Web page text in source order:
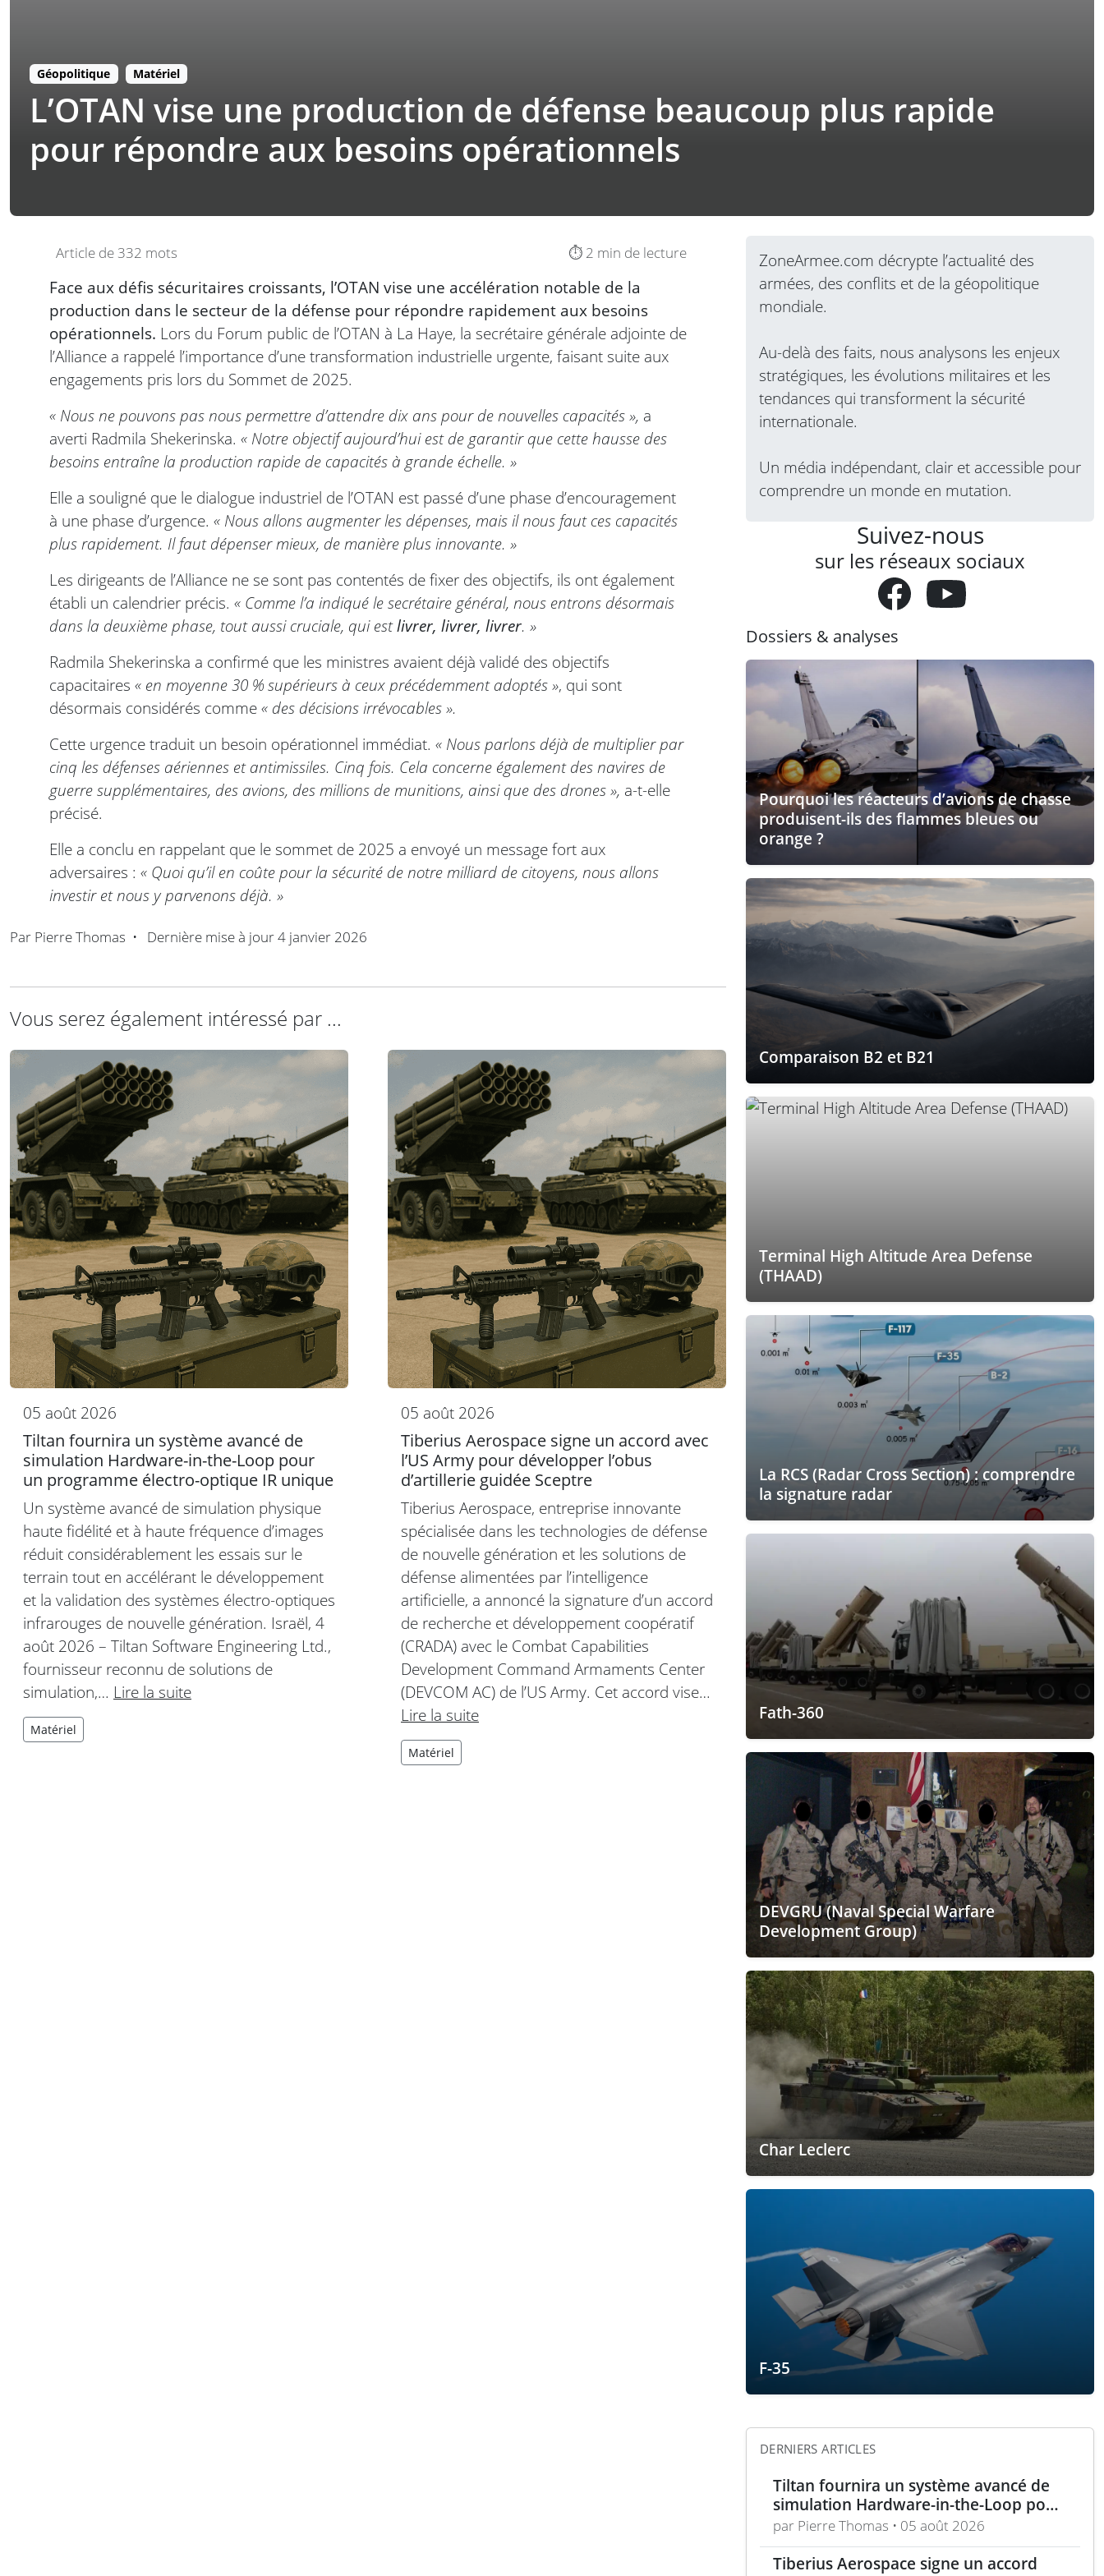
Géopolitique Matériel
L’OTAN vise une production de défense beaucoup plus rapide
pour répondre aux besoins opérationnels
Article de 332 mots ⏱️ 2 min de lecture
Face aux défis sécuritaires croissants, l’OTAN vise une accélération notable de la
production dans le secteur de la défense pour répondre rapidement aux besoins
opérationnels. Lors du Forum public de l’OTAN à La Haye, la secrétaire générale adjointe de
l’Alliance a rappelé l’importance d’une transformation industrielle urgente, faisant suite aux
engagements pris lors du Sommet de 2025.
« Nous ne pouvons pas nous permettre d’attendre dix ans pour de nouvelles capacités », a
averti Radmila Shekerinska. « Notre objectif aujourd’hui est de garantir que cette hausse des
besoins entraîne la production rapide de capacités à grande échelle. »
Elle a souligné que le dialogue industriel de l’OTAN est passé d’une phase d’encouragement
à une phase d’urgence. « Nous allons augmenter les dépenses, mais il nous faut ces capacités
plus rapidement. Il faut dépenser mieux, de manière plus innovante. »
Les dirigeants de l’Alliance ne se sont pas contentés de fixer des objectifs, ils ont également
établi un calendrier précis. « Comme l’a indiqué le secrétaire général, nous entrons désormais
dans la deuxième phase, tout aussi cruciale, qui estlivrer, livrer, livrer. »
Radmila Shekerinska a confirmé que les ministres avaient déjà validé des objectifs
capacitaires « en moyenne 30 % supérieurs à ceux précédemment adoptés », qui sont
désormais considérés comme« des décisions irrévocables ».
Cette urgence traduit un besoin opérationnel immédiat. « Nous parlons déjà de multiplier par
cinq les défenses aériennes et antimissiles. Cinq fois. Cela concerne également des navires de
guerre supplémentaires, des avions, des millions de munitions, ainsi que des drones », a-t-elle
précisé.
Elle a conclu en rappelant que le sommet de 2025 a envoyé un message fort aux
adversaires : « Quoi qu’il en coûte pour la sécurité de notre milliard de citoyens, nous allons
investir et nous y parvenons déjà. »
Par Pierre Thomas • Dernière mise à jour4 janvier 2026
Vous serez également intéressé par ...
05 août 2026
Tiltan fournira un système avancé de
simulation Hardware-in-the-Loop pour
un programme électro-optique IR unique
Un système avancé de simulation physique
haute fidélité et à haute fréquence d’images
réduit considérablement les essais sur le
terrain tout en accélérant le développement
et la validation des systèmes électro-optiques
infrarouges de nouvelle génération. Israël, 4
août 2026 – Tiltan Software Engineering Ltd.,
fournisseur reconnu de solutions de
simulation,… Lire la suite
Matériel
05 août 2026
Tiberius Aerospace signe un accord avec
l’US Army pour développer l’obus
d’artillerie guidée Sceptre
Tiberius Aerospace, entreprise innovante
spécialisée dans les technologies de défense
de nouvelle génération et les solutions de
défense alimentées par l’intelligence
artificielle, a annoncé la signature d’un accord
de recherche et développement coopératif
(CRADA) avec le Combat Capabilities
Development Command Armaments Center
(DEVCOM AC) de l’US Army. Cet accord vise…
Lire la suite
Matériel
ZoneArmee.com décrypte l’actualité des
armées, des conflits et de la géopolitique
mondiale.
Au-delà des faits, nous analysons les enjeux
stratégiques, les évolutions militaires et les
tendances qui transforment la sécurité
internationale.
Un média indépendant, clair et accessible pour
comprendre un monde en mutation.
Suivez-nous
sur les réseaux sociaux
Dossiers & analyses
Pourquoi les réacteurs d’avions de chasse
produisent-ils des flammes bleues ou
orange ?
Comparaison B2 et B21
Terminal High Altitude Area Defense
(THAAD)
La RCS (Radar Cross Section) : comprendre
la signature radar
Fath-360
DEVGRU (Naval Special Warfare
Development Group)
Char Leclerc
F-35
DERNIERS ARTICLES
Tiltan fournira un système avancé de
simulation Hardware-in-the-Loop pour
un programme électro-optique IR
unique
par Pierre Thomas • 05 août 2026
Tiberius Aerospace signe un accord